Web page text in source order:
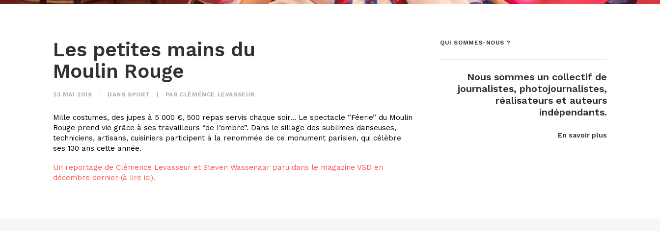
Les petites mains du
Moulin Rouge
23 MAI 2019 DANS SPORT PAR CLÉMENCE LEVASSEUR
Mille costumes, des jupes à 5 000 €, 500 repas servis chaque soir… Le spectacle “Féerie” du Moulin
Rouge prend vie grâce à ses travailleurs “de l’ombre”. Dans le sillage des sublimes danseuses,
techniciens, artisans, cuisiniers participent à la renommée de ce monument parisien, qui célèbre
ses 130 ans cette année.
Un reportage de Clémence Levasseur et Steven Wassenaar paru dans le magazine VSD en
décembre dernier (à lire ici).
QUI SOMMES-NOUS ?
Nous sommes un collectif de
journalistes, photojournalistes,
réalisateurs et auteurs
indépendants.
En savoir plus